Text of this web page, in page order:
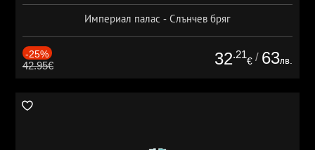
Империал палас - Слънчев бряг
-25%
42.95€ 32.21
€ / 63лв.